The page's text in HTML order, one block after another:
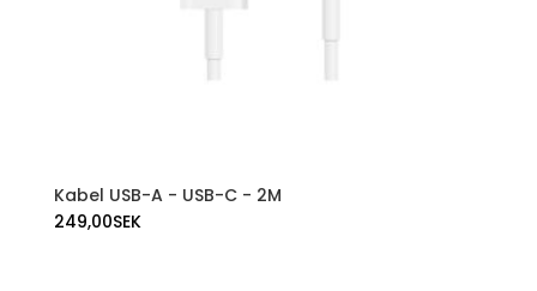
Kabel USB-A - USB-C - 2M
249,00SEK